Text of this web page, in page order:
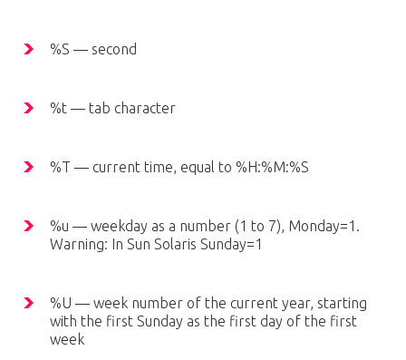
%S — second
%t — tab character
%T — current time, equal to %H:%M:%S
%u — weekday as a number (1 to 7), Monday=1.
Warning: In Sun Solaris Sunday=1
%U — week number of the current year, starting
with the first Sunday as the first day of the first
week